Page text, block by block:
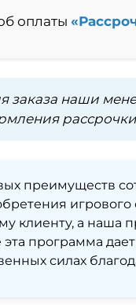
оплаты
заказа наши
преимуществ
клиенту, а наша
эта программа
силах